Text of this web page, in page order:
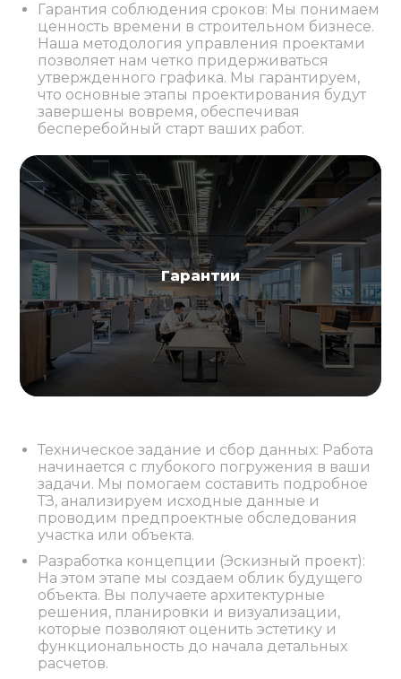
Гарантия соблюдения сроков: Мы понимаем
ценность времени в строительном бизнесе.
Наша методология управления проектами
позволяет нам четко придерживаться
утвержденного графика. Мы гарантируем,
что основные этапы проектирования будут
завершены вовремя, обеспечивая
бесперебойный старт ваших работ.
Гарантии
Техническое задание и сбор данных: Работа
начинается с глубокого погружения в ваши
задачи. Мы помогаем составить подробное
ТЗ, анализируем исходные данные и
проводим предпроектные обследования
участка или объекта.
Разработка концепции (Эскизный проект):
На этом этапе мы создаем облик будущего
объекта. Вы получаете архитектурные
решения, планировки и визуализации,
которые позволяют оценить эстетику и
функциональность до начала детальных
расчетов.